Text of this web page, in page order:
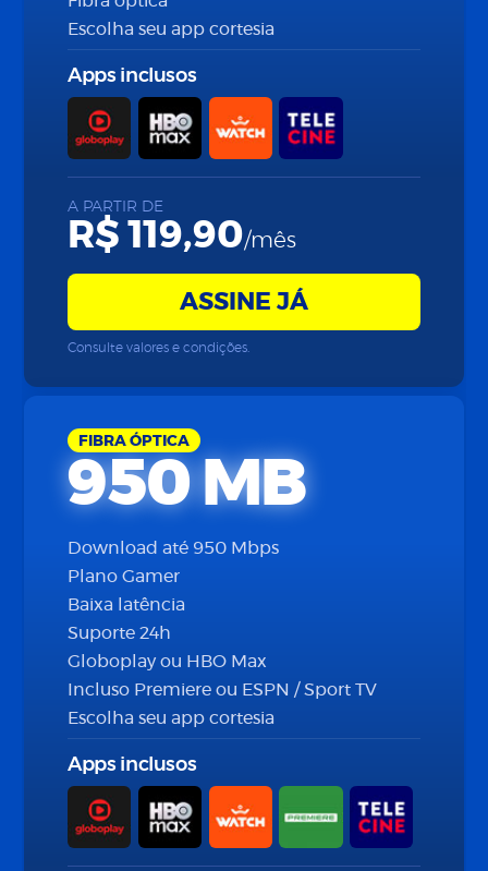
Escolha seu app cortesia
Apps inclusos
A PARTIR DE
R$ 119,90/mês
ASSINE JÁ
Consulte valores e condições.
FIBRA ÓPTICA
950 MB
Download até 950 Mbps
Plano Gamer
Baixa latência
Suporte 24h
Globoplay ou HBO Max
Incluso Premiere ou ESPN / Sport TV
Escolha seu app cortesia
Apps inclusos